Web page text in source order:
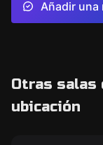
Añadir una
Otras salas
ubicación